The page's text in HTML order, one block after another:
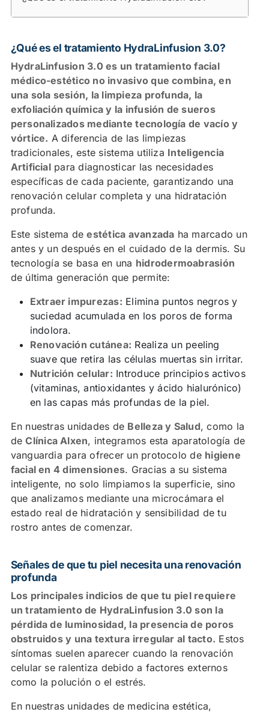
¿Cómo funciona la tecnología de HydraLinfusion?
El protocolo de Belleza y Salud en Viamed
Resultados y cuidados tras el tratamiento
Reserva tu cita
Preguntas Frecuentes sobre HydraLinfusion 3.0
¿Qué es el tratamiento HydraLinfusion 3.0?
HydraLinfusion 3.0 es un tratamiento facial
médico-estético no invasivo que combina, en
una sola sesión, la limpieza profunda, la
exfoliación química y la infusión de sueros
personalizados mediante tecnología de vacío y
vórtice. A diferencia de las limpiezas
tradicionales, este sistema utiliza Inteligencia
Artificialpara diagnosticar las necesidades
específicas de cada paciente, garantizando una
renovación celular completa y una hidratación
profunda.
Este sistema deestética avanzada ha marcado un
antes y un después en el cuidado de la dermis. Su
tecnología se basa en una hidrodermoabrasión
de última generación que permite:
Extraer impurezas: Elimina puntos negros y
suciedad acumulada en los poros de forma
indolora.
Renovación cutánea: Realiza un peeling
suave que retira las células muertas sin irritar.
Nutrición celular: Introduce principios activos
(vitaminas, antioxidantes y ácido hialurónico)
en las capas más profundas de la piel.
En nuestras unidades de Belleza y Salud, como la
deClínica Alxen, integramos esta aparatología de
vanguardia para ofrecer un protocolo de higiene
facial en 4 dimensiones. Gracias a su sistema
inteligente, no solo limpiamos la superficie, sino
que analizamos mediante una microcámara el
estado real de hidratación y sensibilidad de tu
rostro antes de comenzar.
Señales de que tu piel necesita una renovación
profunda
Los principales indicios de que tu piel requiere
un tratamiento de HydraLinfusion 3.0 son la
pérdida de luminosidad, la presencia de poros
obstruidos y una textura irregular al tacto. Estos
síntomas suelen aparecer cuando la renovación
celular se ralentiza debido a factores externos
como la polución o el estrés.
En nuestras unidades de medicina estética,